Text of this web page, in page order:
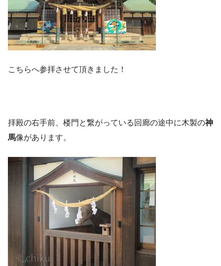
こちらへ参拝させて頂きました！
拝殿の右手前、楼門と繋がっている回廊の途中に木製の神
馬像があります。